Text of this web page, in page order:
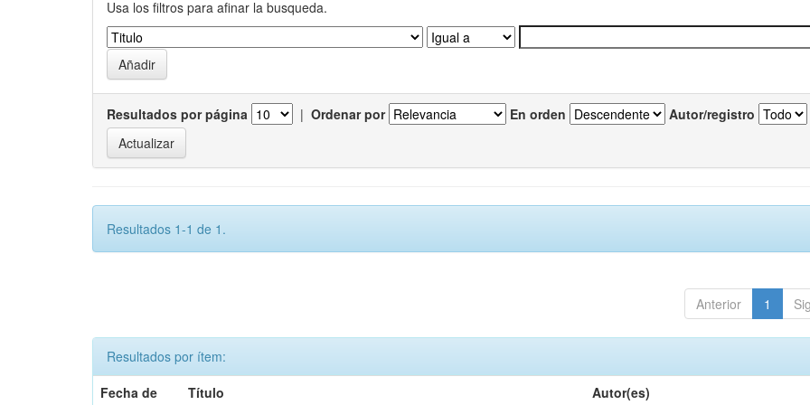
Usa los filtros para afinar la busqueda.
Resultados por página | Ordenar por En orden Autor/registro
Resultados 1-1 de 1.
Anterior 1
Resultados por ítem:
Fecha de
Título Autor(es)